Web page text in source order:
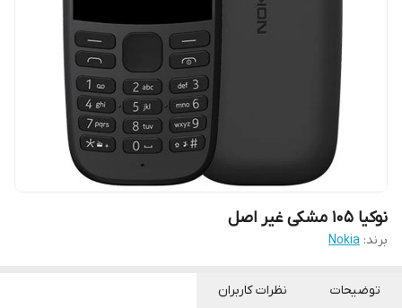
نوکیا ۱۰۵ مشکی غیر اصل
برند: Nokia
توضیحات نظرات کاربران